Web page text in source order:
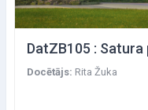
DatZB105 :
Docētājs: Rita Žuka